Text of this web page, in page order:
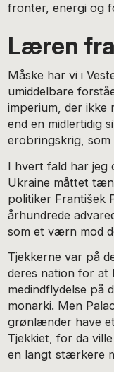
fronter, energi og
Læren
Måske har vi i
umiddelbare
imperium, der ikke
end en midlertidig
erobringskrig,
I hvert fald har jeg
Ukraine måttet
politiker František
århundrede
som et værn mod
Tjekkerne var på
deres nation for at
medindflydelse på
monarki. Men
grønlænder have
Tjekkiet, for da
en langt stærkere